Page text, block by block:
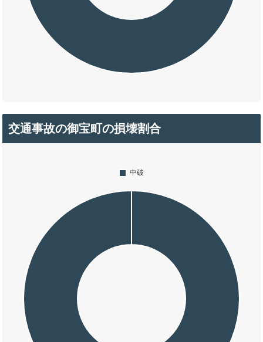
交通事故の御宝町の損壊割合